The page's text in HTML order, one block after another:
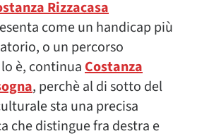
Rizzacasa
come un handicap più
o un percorso
è, continuaCostanza
, perchè al di sotto del
sta una precisa
che distingue fra destra e